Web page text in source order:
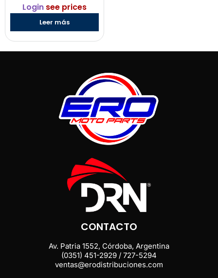
Login see prices
Leer más
CONTACTO
Av. Patria 1552, Córdoba, Argentina
(0351) 451-2929 / 727-5294
ventas@erodistribuciones.com